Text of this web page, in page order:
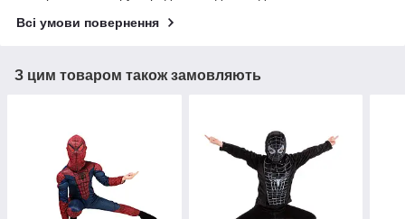
Всі умови повернення
З цим товаром також замовляють